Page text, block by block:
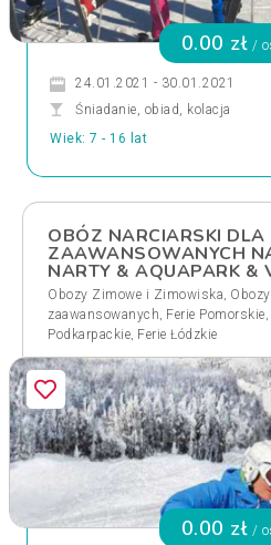
0.00 zł /
24.01.2021 - 30.01.2021
Śniadanie, obiad, kolacja
Wiek: 7 - 16 lat
OBÓZ NARCIARSKI DLA
ZAAWANSOWANYCH
NARTY & AQUAPARK &
Obozy Zimowe i Zimowiska,
zaawansowanych, Ferie Pomorskie,
Podkarpackie, Ferie Łódzkie
0.00 zł /